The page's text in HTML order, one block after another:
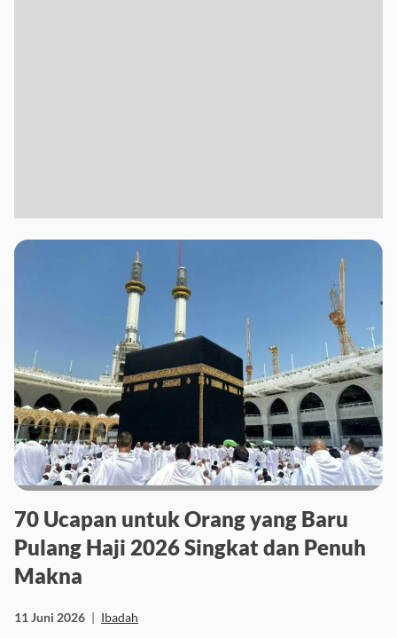
70 Ucapan untuk Orang yang Baru
Pulang Haji 2026 Singkat dan Penuh
Makna
11 Juni 2026 | Ibadah